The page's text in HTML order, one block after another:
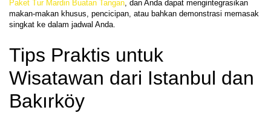
Paket Tur Mardin Buatan Tangan, dan Anda dapat mengintegrasikan
makan-makan khusus, pencicipan, atau bahkan demonstrasi memasak
Tips Praktis untuk
Wisatawan dari Istanbul dan
Bakırköy